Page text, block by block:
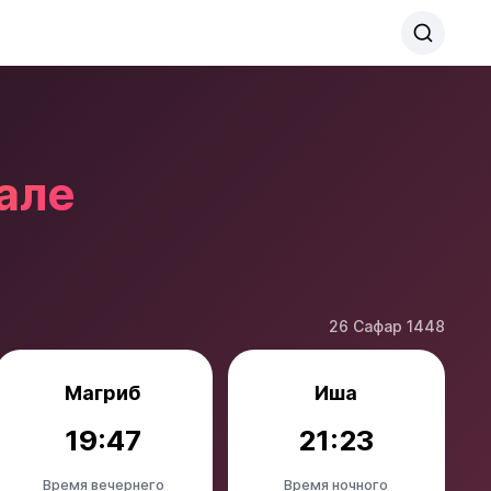
26 Сафар 1448
Магриб
19:47
Время вечернего
Иша
21:23
Время ночного